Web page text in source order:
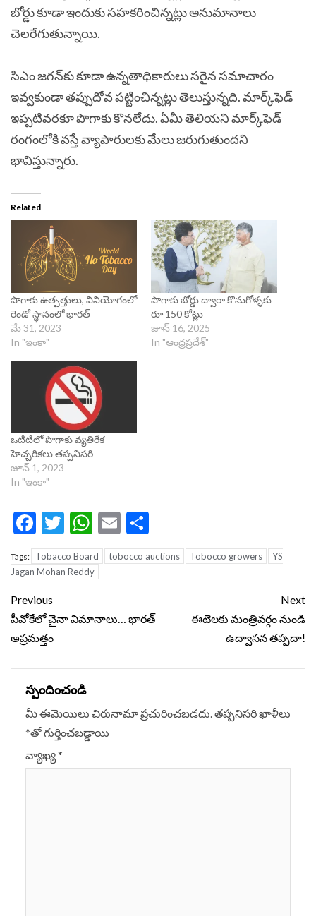
బోర్డు కూడా ఇందుకు సహకరించిన్నట్లు అనుమానాలు
చెలరేగుతున్నాయి.
సిఎం జగన్‌కు కూడా ఉన్నతాధికారులు సరైన సమాచారం
ఇవ్వకుండా తప్పుదోవ పట్టించిన్నట్లు తెలుస్తున్నది. మార్క్‌ఫెడ్‌
ఇప్పటివరకూ పొగాకు కొనలేదు. ఏమీ తెలియని మార్క్‌ఫెడ్‌
రంగంలోకి వస్తే వ్యాపారులకు మేలు జరుగుతుందని
భావిస్తున్నారు.
Related
పొగాకు ఉత్పత్తులు, వినియోగంలో
రెండో స్థానంలో భారత్‌
మే 31, 2023
In "ఇంకా"
పొగాకు బోర్డు ద్వారా కొనుగోళ్ళకు
రూ 150 కోట్లు
జూన్ 16, 2025
In "ఆంధ్రప్రదేశ్"
ఒటిటిలో పొగాకు వ్యతిరేక
హెచ్చరికలు తప్పనిసరి
జూన్ 1, 2023
In "ఇంకా"
Facebook
Twitter
WhatsApp
Email
Tags: Tobacco Board tobocco auctions Tobocco growers
YS
Jagan Mohan Reddy
Continue
Reading
Previous
పీవోకేలో చైనా విమానాలు… భారత్
అప్రమత్తం
Next
ఈటెలకు మంత్రివర్గం నుండి
ఉద్వాసన తప్పదా!
స్పందించండి
మీ ఈమెయిలు చిరునామా ప్రచురించబడదు.తప్పనిసరి ఖాళీలు
*‌తో గుర్తించబడ్డాయి
వ్యాఖ్య*